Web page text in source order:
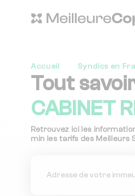
Accueil Syndics en
Tout
CABINET
Retrouvez ici les
min les tarifs des Meilleurs